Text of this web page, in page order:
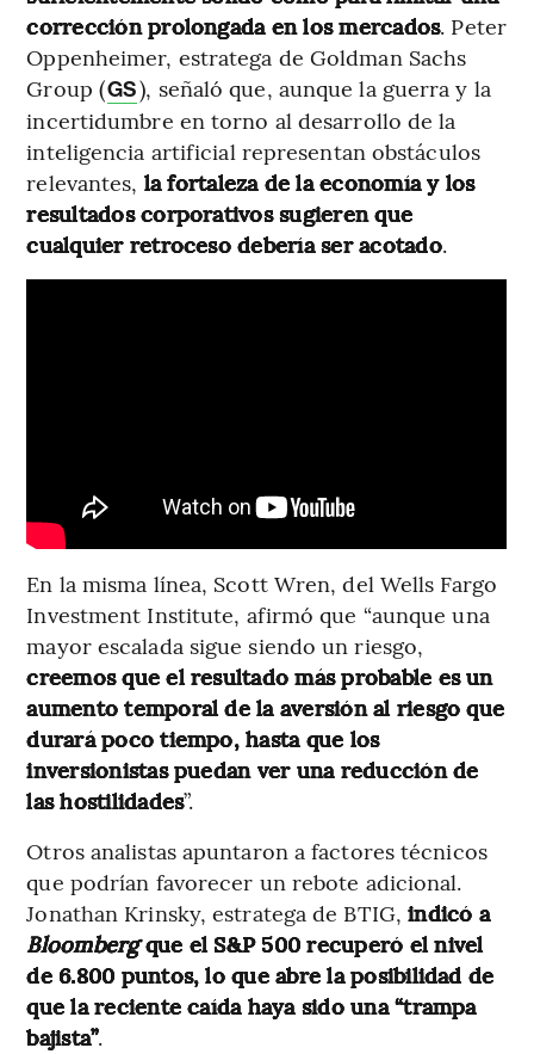
corrección prolongada en los mercados. Peter
Oppenheimer, estratega de Goldman Sachs
Group (GS), señaló que, aunque la guerra y la
incertidumbre en torno al desarrollo de la
inteligencia artificial representan obstáculos
relevantes, la fortaleza de la economía y los
resultados corporativos sugieren que
cualquier retroceso debería ser acotado.
En la misma línea, Scott Wren, del Wells Fargo
Investment Institute, afirmó que “aunque una
mayor escalada sigue siendo un riesgo,
creemos que el resultado más probable es un
aumento temporal de la aversión al riesgo que
durará poco tiempo, hasta que los
inversionistas puedan ver una reducción de
las hostilidades”.
Otros analistas apuntaron a factores técnicos
que podrían favorecer un rebote adicional.
Jonathan Krinsky, estratega de BTIG,indicó a
Bloombergque el S&P 500 recuperó el nivel
de 6.800 puntos, lo que abre la posibilidad de
que la reciente caída haya sido una “trampa
bajista”.